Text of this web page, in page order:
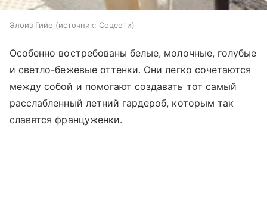
Элоиз Гийе источник: Соцсети
Особенно востребованы белые, молочные, голубые
и светло-бежевые оттенки. Они легко сочетаются
между собой и помогают создавать тот самый
расслабленный летний гардероб, которым так
славятся француженки.